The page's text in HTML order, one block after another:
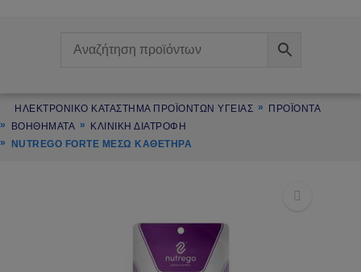
ΗΛΕΚΤΡΟΝΙΚΌ ΚΑΤΆΣΤΗΜΑ ΠΡΟΪΌΝΤΩΝ ΥΓΕΊΑΣ
ΠΡΟΪΌΝΤΑ
ΒΟΗΘΗΜΑΤΑ
ΚΛΙΝΙΚΗ ΔΙΑΤΡΟΦΗ
NUTREGO FORTE ΜΈΣΩ ΚΑΘΕΤΉΡΑ